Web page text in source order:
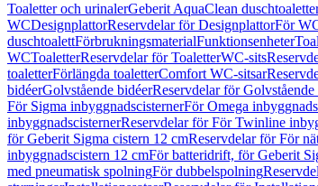
Toaletter och urinalerGeberit AquaClean
WCDesignplattorReservdelar för DesignplattorFör
duschtoalettFörbrukningsmaterialFunktionsenheter
WCToaletterReservdelar för ToaletterWC-sits
toaletterFörlängda toaletterComfort WC-sitsar
bidéerGolvstående bidéerReservdelar för Golvstående
För Sigma inbyggnadscisternerFör Omega
inbyggnadscisternerReservdelar för För Twinline
för Geberit Sigma cistern 12 cmReservdelar för För
inbyggnadscistern 12 cmFör batteridrift, för Geberit
med pneumatisk spolningFör dubbelspolning